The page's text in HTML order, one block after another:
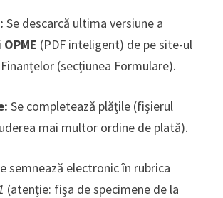
Se descarcă ultima versiune a
OPME (PDF inteligent) de pe site-ul
(secțiunea Formulare).
Se completează plățile (fișierul
mai multor ordine de plată).
semnează electronic în rubrica
(atenție: fișa de specimene de la